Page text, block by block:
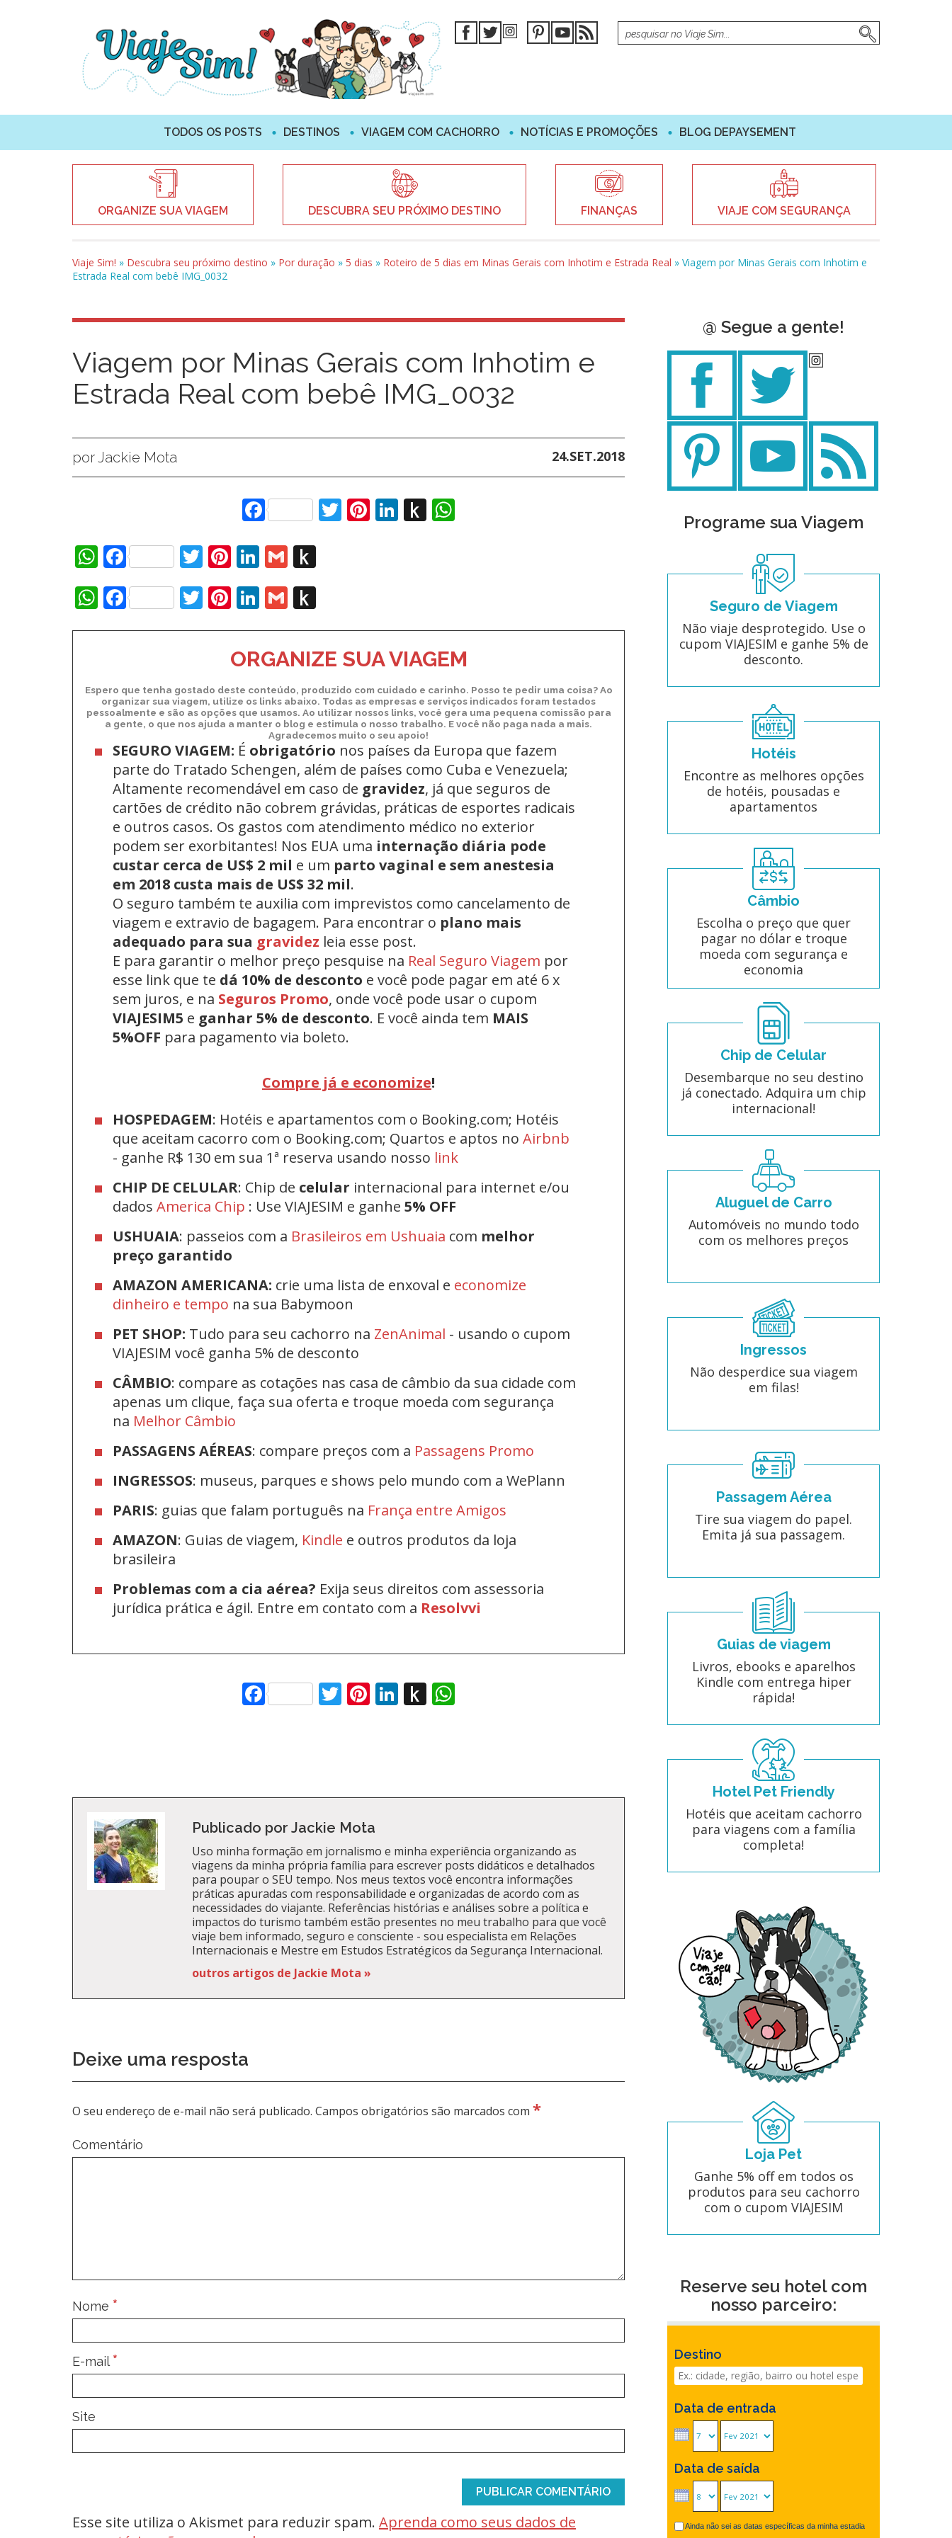
TODOS OS POSTS DESTINOS VIAGEM COM CACHORRO NOTÍCIAS E PROMOÇÕES BLOG DEPAYSEMENT
ORGANIZE SUA VIAGEM DESCUBRA SEU PRÓXIMO DESTINO FINANÇAS VIAJE COM SEGURANÇA
Viaje Sim! » Descubra seu próximo destino » Por duração » 5 dias » Roteiro de 5 dias em Minas Gerais com Inhotim e Estrada Real » Viagem por Minas Gerais com Inhotim e
Estrada Real com bebê IMG_0032
Viagem por Minas Gerais com Inhotim e
Estrada Real com bebê IMG_0032
por Jackie Mota 24.SET.2018
FacebookTwitter
Pinterest
LinkedIn
Push
WhatsApp
FacebookTwitter
Pinterest
LinkedIn
Gmail
WhatsApp
FacebookTwitter
Pinterest
LinkedIn
Gmail
ORGANIZE SUA VIAGEM
Espero que tenha gostado deste conteúdo, produzido com cuidado e carinho. Posso te pedir uma coisa? Ao
organizar sua viagem, utilize os links abaixo. Todas as empresas e serviços indicados foram testados
pessoalmente e são as opções que usamos. Ao utilizar nossos links, você gera uma pequena comissão para
a gente, o que nos ajuda a manter o blog e estimula o nosso trabalho. E você não paga nada a mais.
Agradecemos muito o seu apoio!
SEGURO VIAGEM: É obrigatório nos países da Europa que fazem
parte do Tratado Schengen, além de países como Cuba e Venezuela;
Altamente recomendável em caso de gravidez, já que seguros de
cartões de crédito não cobrem grávidas, práticas de esportes radicais
e outros casos. Os gastos com atendimento médico no exterior
podem ser exorbitantes! Nos EUA uma internação diária pode
custar cerca de US$ 2 mil e um parto vaginal e sem anestesia
em 2018 custa mais de US$ 32 mil.
O seguro também te auxilia com imprevistos como cancelamento de
viagem e extravio de bagagem. Para encontrar o plano mais
adequado para sua gravidez leia esse post.
E para garantir o melhor preço pesquise na Real Seguro Viagem por
esse link que te dá 10% de desconto e você pode pagar em até 6 x
sem juros, e na Seguros Promo, onde você pode usar o cupom
VIAJESIM5 e ganhar 5% de desconto. E você ainda tem MAIS
5%OFF para pagamento via boleto.
Compre já e economize!
HOSPEDAGEM: Hotéis e apartamentos com o Booking.com; Hotéis
que aceitam cacorro com o Booking.com; Quartos e aptos no Airbnb
- ganhe R$ 130 em sua 1ª reserva usando nosso link
CHIP DE CELULAR: Chip de celular internacional para internet e/ou
dados America Chip : Use VIAJESIM e ganhe 5% OFF
USHUAIA: passeios com a Brasileiros em Ushuaia com melhor
preço garantido
AMAZON AMERICANA: crie uma lista de enxoval e economize
dinheiro e tempo na sua Babymoon
PET SHOP: Tudo para seu cachorro na ZenAnimal - usando o cupom
VIAJESIM você ganha 5% de desconto
CÂMBIO: compare as cotações nas casa de câmbio da sua cidade com
apenas um clique, faça sua oferta e troque moeda com segurança
na Melhor Câmbio
PASSAGENS AÉREAS: compare preços com a Passagens Promo
INGRESSOS: museus, parques e shows pelo mundo com a WePlann
PARIS: guias que falam português na França entre Amigos
AMAZON: Guias de viagem, Kindle e outros produtos da loja
brasileira
Problemas com a cia aérea? Exija seus direitos com assessoria
jurídica prática e ágil. Entre em contato com a Resolvvi
FacebookTwitter
Pinterest
LinkedIn
Push
Publicado por Jackie Mota
Uso minha formação em jornalismo e minha experiência organizando as
viagens da minha própria família para escrever posts didáticos e detalhados
para poupar o SEU tempo. Nos meus textos você encontra informações
práticas apuradas com responsabilidade e organizadas de acordo com as
necessidades do viajante. Referências histórias e análises sobre a política e
impactos do turismo também estão presentes no meu trabalho para que você
viaje bem informado, seguro e consciente - sou especialista em Relações
Internacionais e Mestre em Estudos Estratégicos da Segurança Internacional.
outros artigos de Jackie Mota »
Deixe uma resposta
O seu endereço de e-mail não será publicado. Campos obrigatórios são marcados com *
Comentário
Nome *
E-mail *
Site
Esse site utiliza o Akismet para reduzir spam. Aprenda como seus dados de
@ Segue a gente!
Programe sua Viagem
Seguro de Viagem
Não viaje desprotegido. Use o
cupom VIAJESIM e ganhe 5% de
desconto.
Hotéis
Encontre as melhores opções
de hotéis, pousadas e
apartamentos
Câmbio
Escolha o preço que quer
pagar no dólar e troque
moeda com segurança e
economia
Chip de Celular
Desembarque no seu destino
já conectado. Adquira um chip
internacional!
Aluguel de Carro
Automóveis no mundo todo
com os melhores preços
Ingressos
Não desperdice sua viagem
em filas!
Passagem Aérea
Tire sua viagem do papel.
Emita já sua passagem.
Guias de viagem
Livros, ebooks e aparelhos
Kindle com entrega hiper
rápida!
Hotel Pet Friendly
Hotéis que aceitam cachorro
para viagens com a família
completa!
Loja Pet
Ganhe 5% off em todos os
produtos para seu cachorro
com o cupom VIAJESIM
Reserve seu hotel com
nosso parceiro:
Destino
Data de entrada
Data de saída
Ainda não sei as datas específicas da minha estadia